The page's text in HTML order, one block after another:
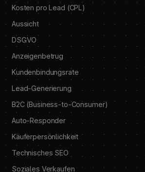
Kosten pro Lead (CPL)
Aussicht
DSGVO
Anzeigenbetrug
Kundenbindungsrate
Lead-Generierung
B2C (Business-to-Consumer)
Auto-Responder
Käuferpersönlichkeit
Technisches SEO
Soziales Verkaufen